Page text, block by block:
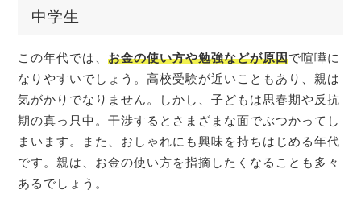
中学生
この年代では、お金の使い方や勉強などが原因で喧嘩に
なりやすいでしょう。高校受験が近いこともあり、親は
気がかりでなりません。しかし、子どもは思春期や反抗
期の真っ只中。干渉するとさまざまな面でぶつかってし
まいます。また、おしゃれにも興味を持ちはじめる年代
です。親は、お金の使い方を指摘したくなることも多々
あるでしょう。